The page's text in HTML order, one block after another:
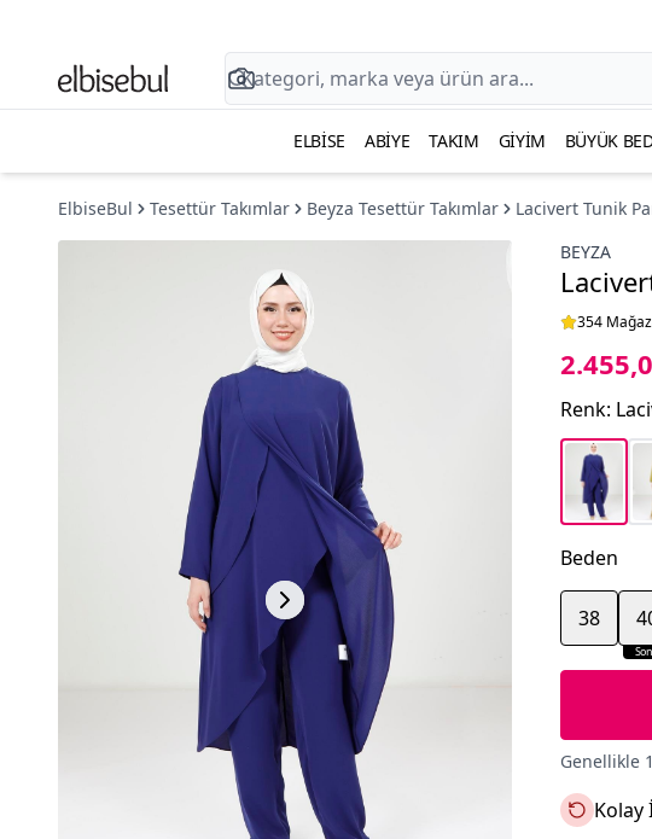
ELBISE ABIYE TAKIM GIYIM BÜYÜK
ElbiseBul Tesettür Takımlar Beyza Tesettür Takımlar
Lacivert Tunik
BEYZA
354
Renk:
Beden
38
Genellikle
Kolay